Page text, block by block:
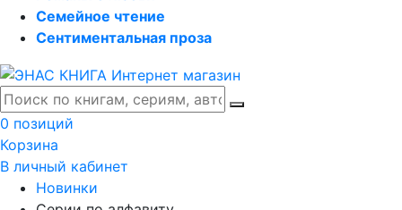
Семейное чтение
Сентиментальная проза
0 позиций
Корзина
В личный кабинет
Новинки